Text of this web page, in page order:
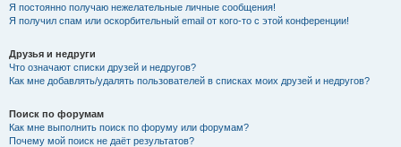
Я постоянно получаю нежелательные личные сообщения!
Я получил спам или оскорбительный email от кого-то с этой конференции!
Друзья и недруги
Что означают списки друзей и недругов?
Как мне добавлять/удалять пользователей в списках моих друзей и недругов?
Поиск по форумам
Как мне выполнить поиск по форуму или форумам?
Почему мой поиск не даёт результатов?